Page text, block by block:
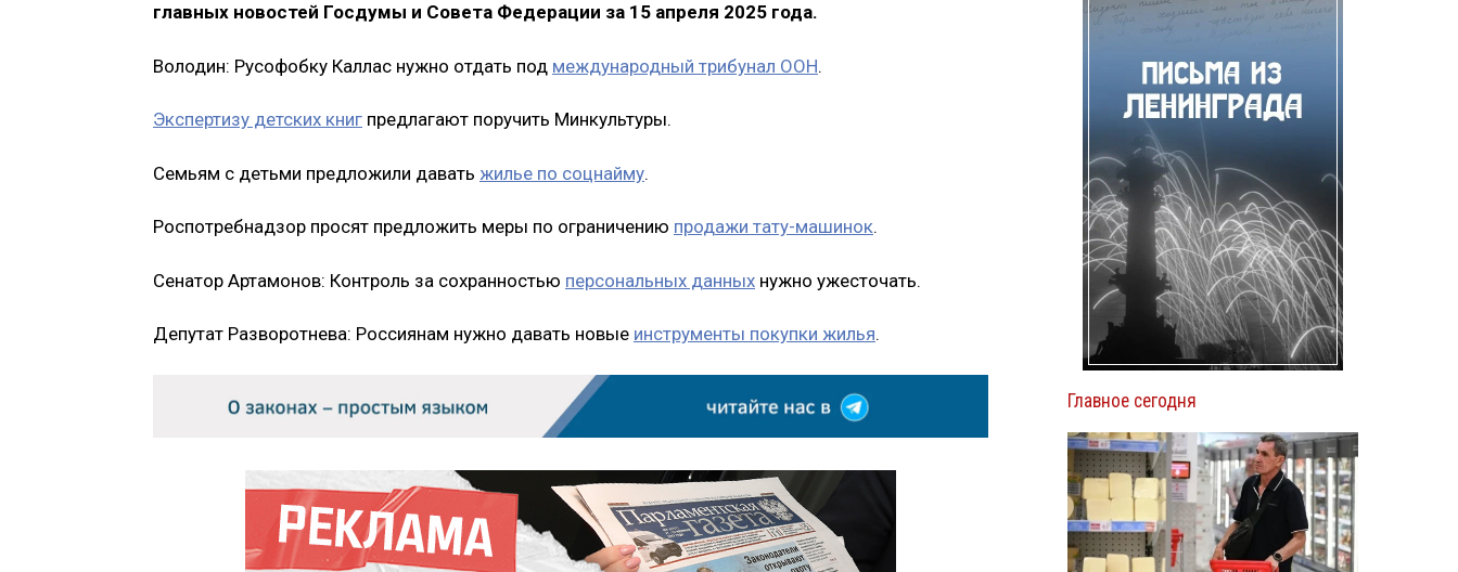
главных новостей Госдумы и Совета Федерации за 15 апреля 2025 года.
Володин: Русофобку Каллас нужно отдать под международный трибунал ООН.
Экспертизу детских книг предлагают поручить Минкультуры.
Семьям с детьми предложили давать жилье по соцнайму.
Роспотребнадзор просят предложить меры по ограничению продажи тату-машинок.
Сенатор Артамонов: Контроль за сохранностью персональных данных нужно ужесточать.
Депутат Разворотнева: Россиянам нужно давать новые инструменты покупки жилья.
Главное сегодня